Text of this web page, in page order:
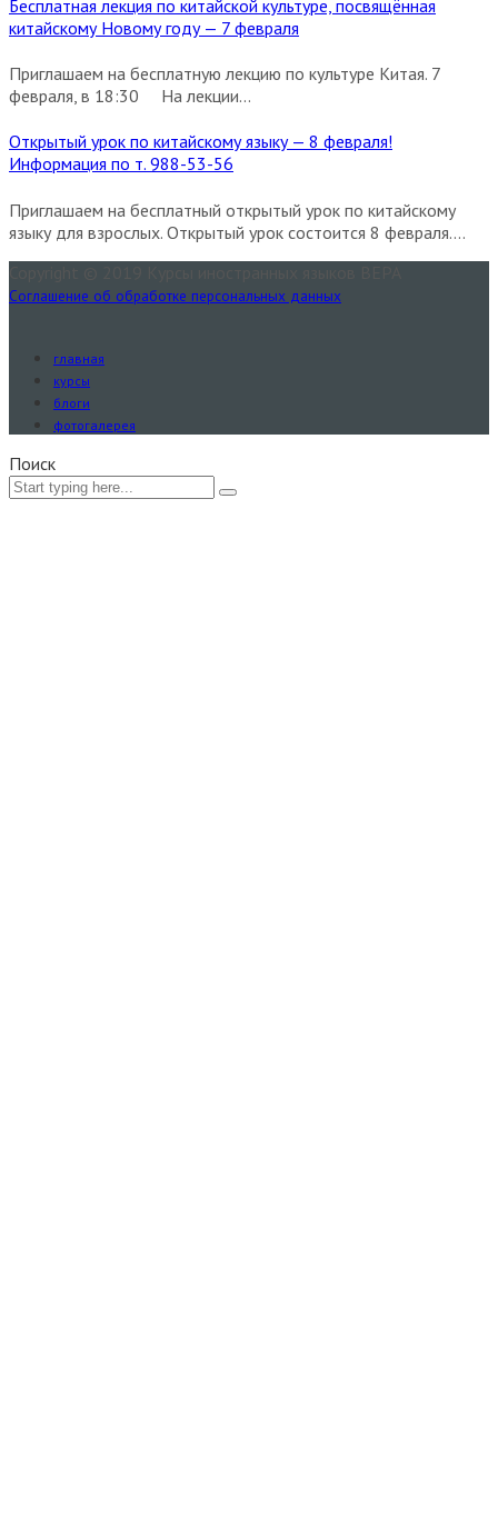
Бесплатная лекция по китайской культуре, посвящённая
китайскому Новому году — 7 февраля
Приглашаем на бесплатную лекцию по культуре Китая. 7
февраля, в 18:30 На лекции...
Открытый урок по китайскому языку — 8 февраля!
Информация по т. 988-53-56
Приглашаем на бесплатный открытый урок по китайскому
языку для взрослых. Открытый урок состоится 8 февраля....
Соглашение об обработке персональных данных
главная
курсы
блоги
фотогалерея
Поиск